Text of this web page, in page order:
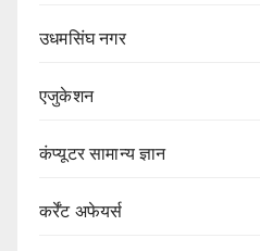
उधमसिंघ नगर
एजुकेशन
कंप्यूटर सामान्य ज्ञान
कर्रेंट अफेयर्स